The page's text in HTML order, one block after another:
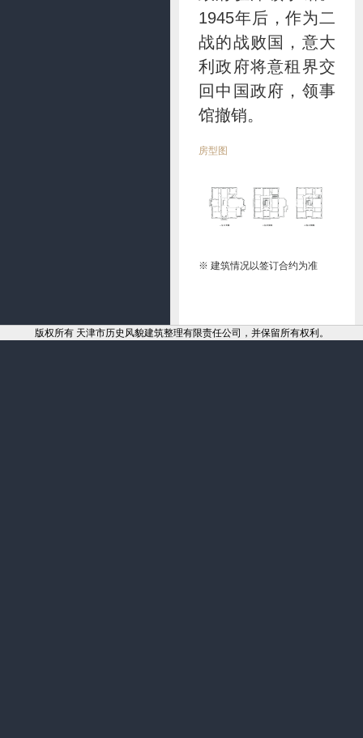
1945年后，作为二
战的战败国，意大
利政府将意租界交
回中国政府，领事
馆撤销。
房型图
※ 建筑情况以签订合约为准
版权所有 天津市历史风貌建筑整理有限责任公司，并保留所有权利。